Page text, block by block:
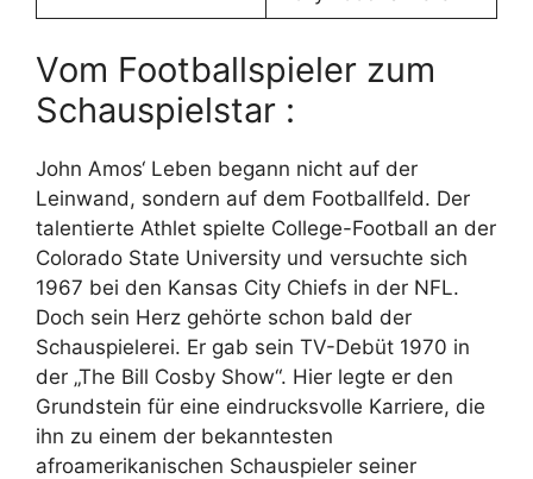
Vom Footballspieler zum
Schauspielstar :
John Amos‘ Leben begann nicht auf der
Leinwand, sondern auf dem Footballfeld. Der
talentierte Athlet spielte College-Football an der
Colorado State University und versuchte sich
1967 bei den Kansas City Chiefs in der NFL.
Doch sein Herz gehörte schon bald der
Schauspielerei. Er gab sein TV-Debüt 1970 in
der „The Bill Cosby Show“. Hier legte er den
Grundstein für eine eindrucksvolle Karriere, die
ihn zu einem der bekanntesten
afroamerikanischen Schauspieler seiner